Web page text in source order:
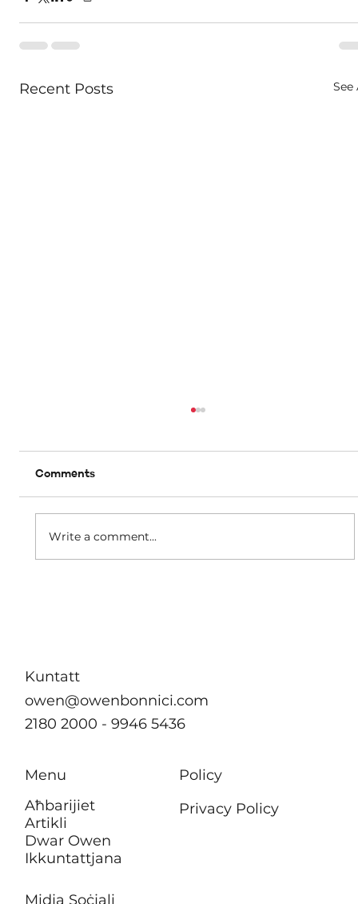
Recent Posts See
Comments
Write a comment...
Kuntatt
owen@owenbonnici.com
2180 2000 - 9946 5436
Menu
Aħbarijiet
Artikli
Dwar Owen
Ikkuntattjana
Policy
Privacy Policy
Midja Soċjali